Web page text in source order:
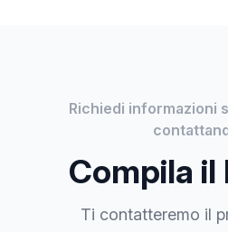
Richiedi informazioni
Compila il
Ti contatteremo il